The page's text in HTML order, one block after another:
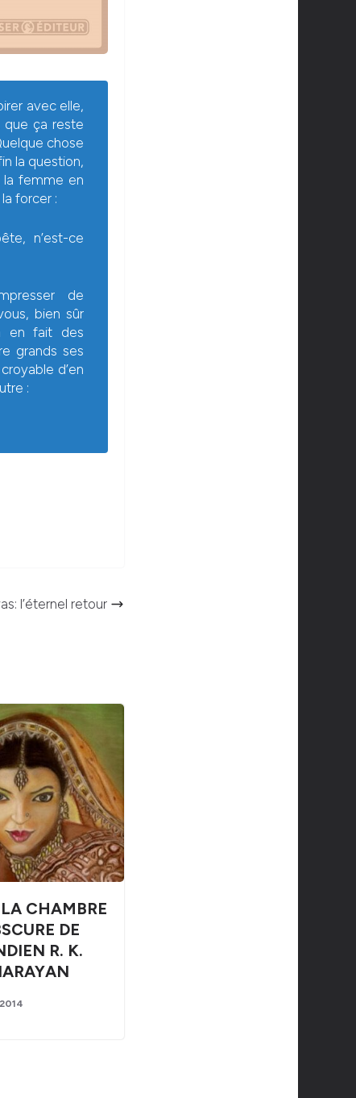
avec elle,
que ça reste
chose
la question,
femme en
forcer :
n’est-ce
de
bien sûr
en fait des
grands ses
d’en
:
l’éternel retour
CHAMBRE
DE
R. K.